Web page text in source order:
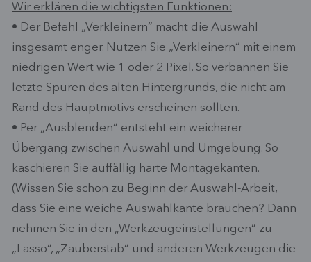
Wir erklären die wichtigsten Funktionen:
• Der Befehl „Verkleinern“ macht die Auswahl
insgesamt enger. Nutzen Sie „Verkleinern“ mit einem
niedrigen Wert wie 1 oder 2 Pixel. So verbannen Sie
letzte Spuren des alten Hintergrunds, die nicht am
Rand des Hauptmotivs erscheinen sollten.
• Per „Ausblenden“ entsteht ein weicherer
Übergang zwischen Auswahl und Umgebung. So
kaschieren Sie auffällig harte Montagekanten.
(Wissen Sie schon zu Beginn der Auswahl-Arbeit,
dass Sie eine weiche Auswahlkante brauchen? Dann
nehmen Sie in den „Werkzeugeinstellungen“ zu
„Lasso“, „Zauberstab“ und anderen Werkzeugen die